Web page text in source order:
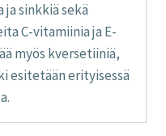
sinkkiä sekä
C-vitamiinia ja E-
myös kversetiiniä,
esitetään erityisessä